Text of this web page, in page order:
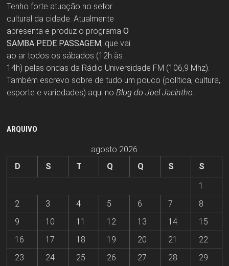
Tenho forte atuação no setor
cultural da cidade. Atualmente
apresenta e produz o programa O
SAMBA PEDE PASSAGEM, que vai
ao ar todos os sábados (12h às
14h) pelas ondas da Rádio Universidade FM (106,9 Mhz).
Também escrevo sobre de tudo um pouco (política, cultura,
esporte e variedades) aqui no Blog do Joel Jacintho.
ARQUIVO
agosto 2026
D
S T Q Q S
S
1
2
3 4 5 6 7
8
9
10 11 12 13 14
15
16
17 18 19 20 21
22
23
24 25 26 27 28 29